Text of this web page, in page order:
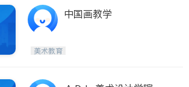
中国画教学
美术教育